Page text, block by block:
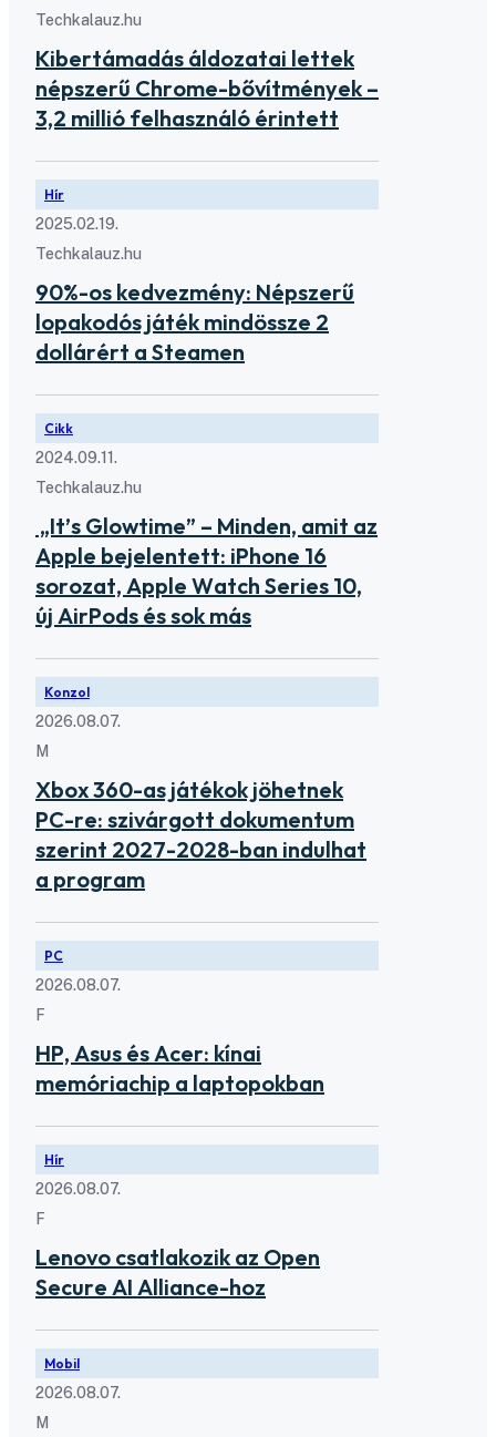
Techkalauz.hu
Kibertámadás áldozatai lettek
népszerű Chrome-bővítmények –
3,2 millió felhasználó érintett
Hír
2025.02.19.
Techkalauz.hu
90%-os kedvezmény: Népszerű
lopakodós játék mindössze 2
dollárért a Steamen
Cikk
2024.09.11.
Techkalauz.hu
„It’s Glowtime” – Minden, amit az
Apple bejelentett: iPhone 16
sorozat, Apple Watch Series 10,
új AirPods és sok más
Konzol
2026.08.07.
M
Xbox 360-as játékok jöhetnek
PC-re: szivárgott dokumentum
szerint 2027-2028-ban indulhat
a program
PC
2026.08.07.
F
HP, Asus és Acer: kínai
memóriachip a laptopokban
Hír
2026.08.07.
F
Lenovo csatlakozik az Open
Secure AI Alliance-hoz
Mobil
2026.08.07.
M